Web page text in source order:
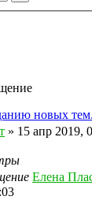
новых
» 15 апр 2019,
Елена